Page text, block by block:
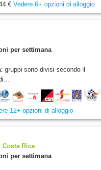
€ Vedere 6+ opzioni di alloggio
per settimana
gruppi sono divisi secondo il
12+ opzioni di alloggio
Costa Rica
per settimana